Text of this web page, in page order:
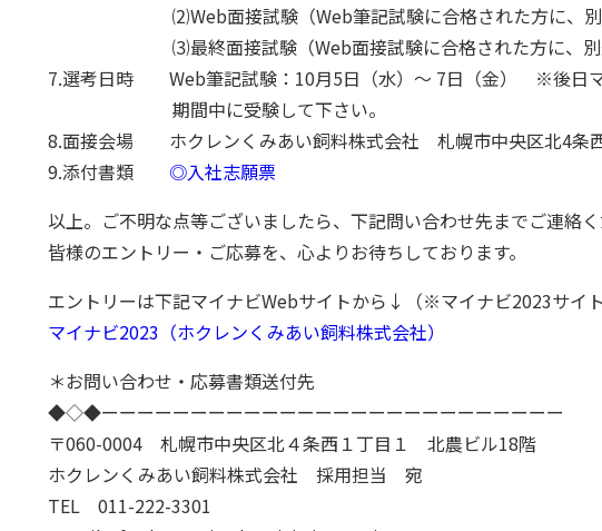
⑵Web面接試験（Web筆記試験に合格された方に、別途
⑶最終面接試験（Web面接試験に合格された方に、別途
7.選考日時 Web筆記試験：10月5日（水）～ 7日（金） ※後日マ
期間中に受験して下さい。
8.面接会場 ホクレンくみあい飼料株式会社 札幌市中央区北4条
9.添付書類 ◎入社志願票
以上。ご不明な点等ございましたら、下記問い合わせ先までご連絡く
皆様のエントリー・ご応募を、心よりお待ちしております。
エントリーは下記マイナビWebサイトから↓（※マイナビ2023サイト
マイナビ2023（ホクレンくみあい飼料株式会社）
＊お問い合わせ・応募書類送付先
◆◇◆ーーーーーーーーーーーーーーーーーーーーーーーーーー
〒060-0004 札幌市中央区北４条西１丁目１ 北農ビル18階
ホクレンくみあい飼料株式会社 採用担当 宛
TEL 011-222-3301